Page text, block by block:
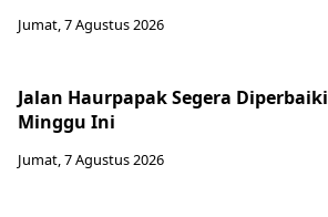
Jumat, 7 Agustus 2026
Jalan Haurpapak Segera Diperbaiki
Minggu Ini
Jumat, 7 Agustus 2026